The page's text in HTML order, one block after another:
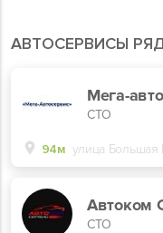
АВТОСЕРВИСЫ
Мега-
СТО
94м улица Большая
Автоком
СТО